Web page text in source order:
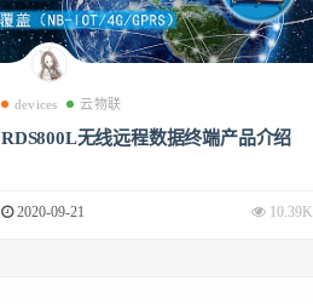
devices 云物联
RDS800L无线远程数据终端产品介绍
2020-09-21 10.39K